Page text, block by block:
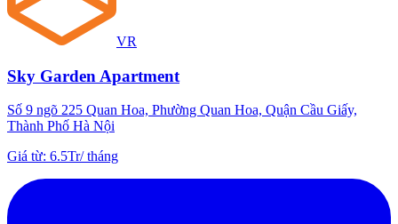
VR
Sky Garden Apartment
Số 9 ngõ 225 Quan Hoa, Phường Quan Hoa, Quận Cầu Giấy,
Thành Phố Hà Nội
Giá từ: 6.5Tr/tháng